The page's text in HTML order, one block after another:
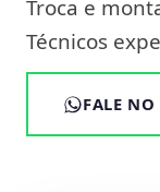
Troca e
Técnicos
FALE NO